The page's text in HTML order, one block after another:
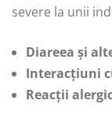
severe la unii
Diareea și
Interacțiuni
Reacții